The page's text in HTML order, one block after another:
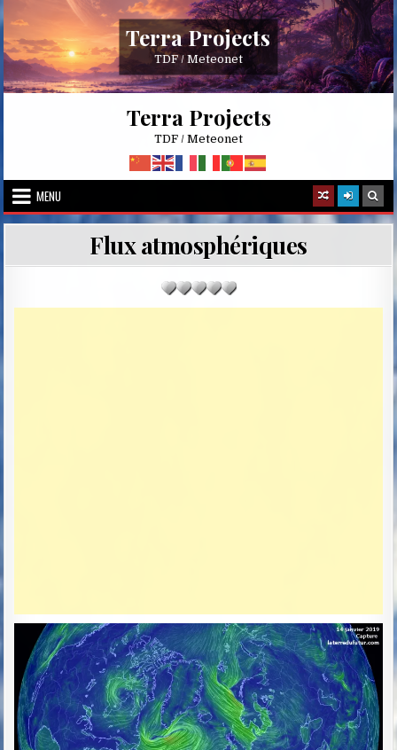
to
content
Terra Projects
TDF / Meteonet
Terra Projects
TDF / Meteonet
MENU
Flux atmosphériques